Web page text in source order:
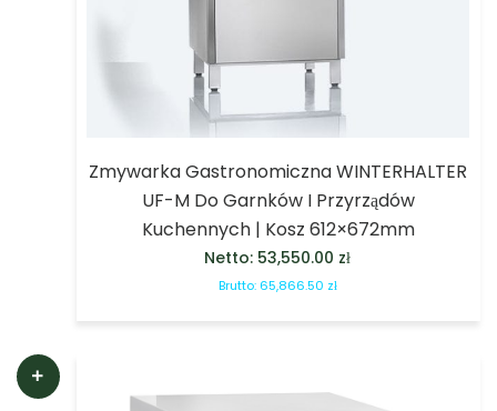
Zmywarka Gastronomiczna WINTERHALTER
UF-M Do Garnków I Przyrządów
Kuchennych | Kosz 612×672mm
Netto: 53,550.00 zł
Brutto: 65,866.50 zł